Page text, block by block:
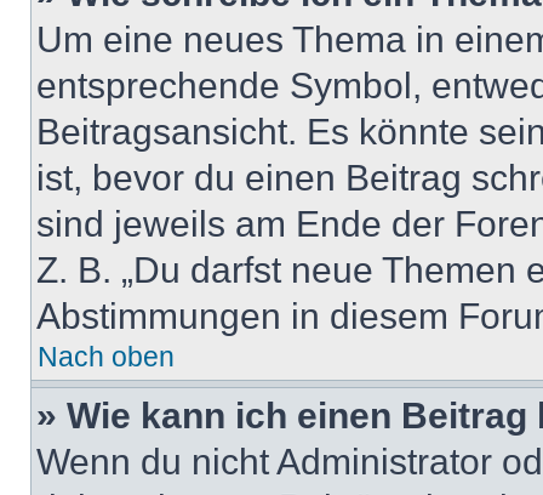
Um eine neues Thema in
entsprechende Symbol,
Beitragsansicht. Es könnte
ist, bevor du einen Beitrag
sind jeweils am Ende der
Z. B. „Du darfst neue Themen
Abstimmungen in diesem
Nach oben
» Wie kann ich einen
Wenn du nicht Administrator